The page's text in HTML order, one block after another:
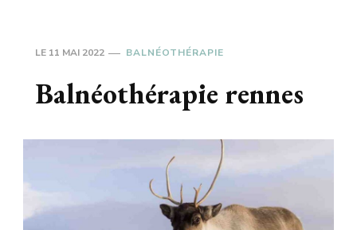
LE 11 MAI 2022 BALNÉOTHÉRAPIE
Balnéothérapie rennes